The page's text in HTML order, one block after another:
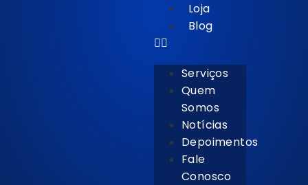
Loja
Blog
Serviços
Quem
Somos
Notícias
Depoimentos
Fale
Conosco